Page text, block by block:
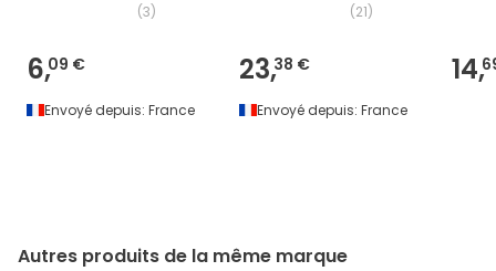
(3)
6,09 €
Envoyé depuis: France
(21)
23,38 €
Envoyé depuis: France
14,
Autres produits de la même marque